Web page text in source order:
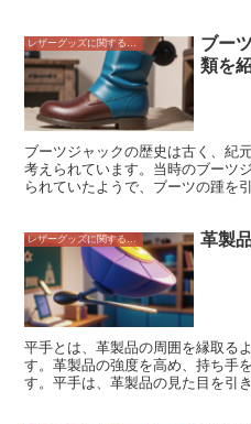
ズがあり、時計のケースに合わせ
革は、長さや幅が異なるものが用
に合わせて選ぶことができます。
的な一文字飾りとして、以下のようなも
トチップつま先に真っ直ぐな一文
レートチップは、一文字飾りの中
り、ドレスシューズに多く用いら
トチップよりもカジュアルなデザ
直線ではなく、少し曲線を描いた
は、ローファーやブーツによく用
ブローグよりもさらにカジュアル
先だけでなく、羽根の部分にも飾
ブー
類を
ブーツジャックの歴史は古く、紀
考えられています。当時のブーツ
られていたようで、ブーツの踵を
の枝や動物の骨で作られたブーツ
勝手がよかったため、広く普及し
もブーツを脱ぎやすくするための
様々な種類のものがあります。
革製
平手とは、革製品の周囲を縁取る
す。革製品の強度を高め、持ち手
す。平手は、革製品の見た目を引